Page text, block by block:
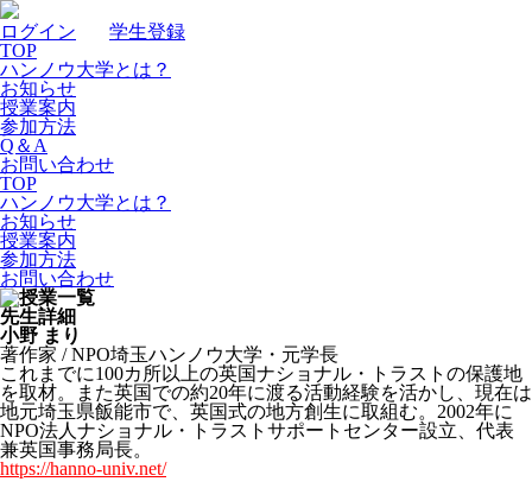
ログイン
学生登録
TOP
ハンノウ大学とは？
お知らせ
授業案内
参加方法
Q＆A
お問い合わせ
TOP
ハンノウ大学とは？
お知らせ
授業案内
参加方法
お問い合わせ
先生詳細
小野 まり
著作家 / NPO埼玉ハンノウ大学・元学長
これまでに100カ所以上の英国ナショナル・トラストの保護地
を取材。また英国での約20年に渡る活動経験を活かし、現在は
地元埼玉県飯能市で、英国式の地方創生に取組む。2002年に
NPO法人ナショナル・トラストサポートセンター設立、代表
兼英国事務局長。
https://hanno-univ.net/